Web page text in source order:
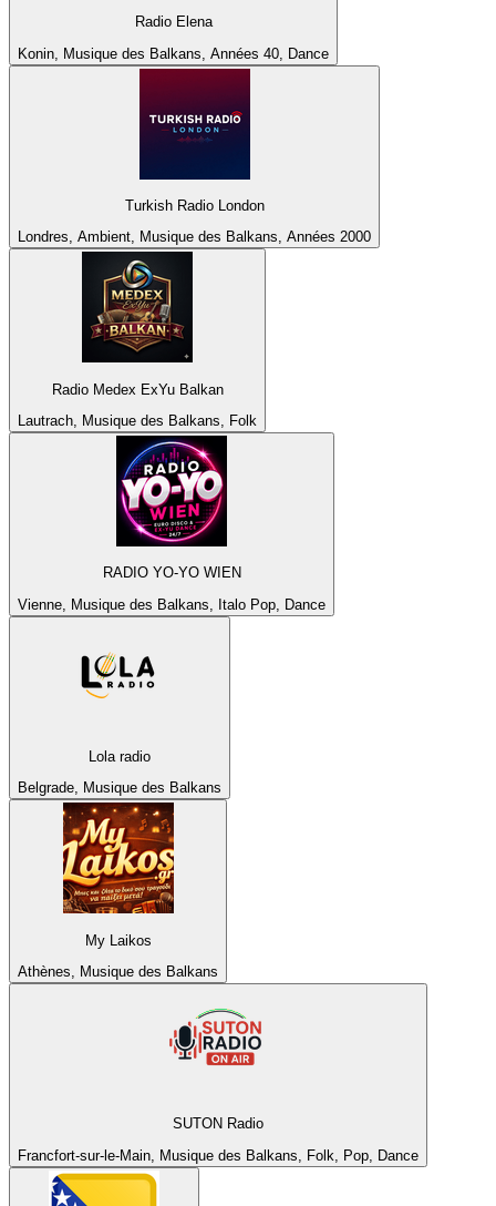
Radio Elena
Konin, Musique des Balkans, Années 40, Dance
Turkish Radio London
Londres, Ambient, Musique des Balkans, Années 2000
Radio Medex ExYu Balkan
Lautrach, Musique des Balkans, Folk
RADIO YO-YO WIEN
Vienne, Musique des Balkans, Italo Pop, Dance
Lola radio
Belgrade, Musique des Balkans
My Laikos
Athènes, Musique des Balkans
SUTON Radio
Francfort-sur-le-Main, Musique des Balkans, Folk, Pop, Dance